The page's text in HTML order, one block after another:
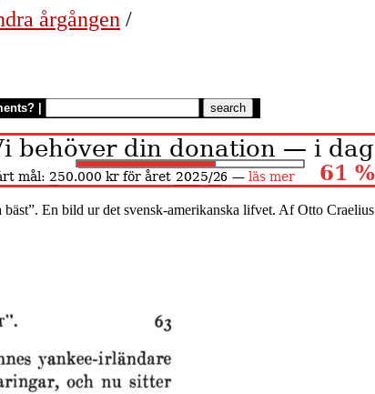
årgången /
bäst”. En bild ur det svensk-amerikanska lifvet. Af Otto Craelius